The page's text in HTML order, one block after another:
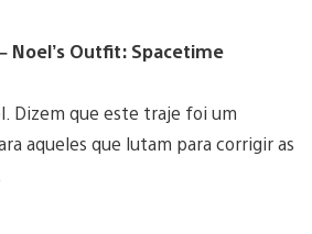
Noel’s Outfit: Spacetime
Dizem que este traje foi um
aqueles que lutam para corrigir as